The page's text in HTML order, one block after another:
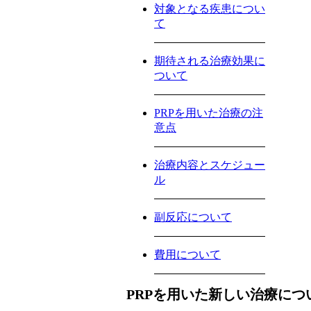
対象となる疾患につい
て
期待される治療効果に
ついて
PRPを用いた治療の注
意点
治療内容とスケジュー
ル
副反応について
費用について
PRPを用いた新しい治療につ